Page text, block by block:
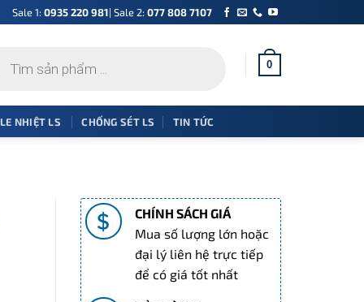
Sale 1: 0935 220 981| Sale 2: 077 808 7107
0
NHIỆT LS CHỐNG SÉT LS TIN TỨC
CHÍNH SÁCH GIÁ
Mua số lượng lớn hoặc
đại lý liên hệ trực tiếp
để có giá tốt nhất